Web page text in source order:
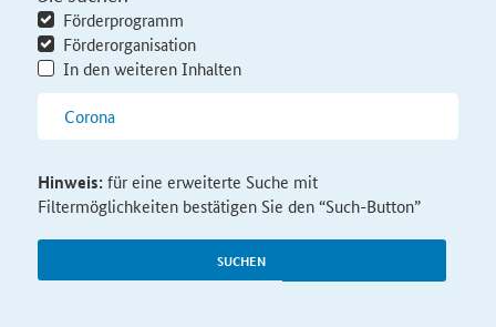
Förderprogramm
Förderorganisation
In den weiteren Inhalten
SUCHEN
Hinweis:für eine erweiterte Suche mit
Filtermöglichkeiten bestätigen Sie den “Such-Button”